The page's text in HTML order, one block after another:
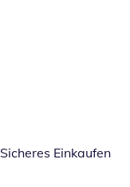
Sicheres Einkaufen